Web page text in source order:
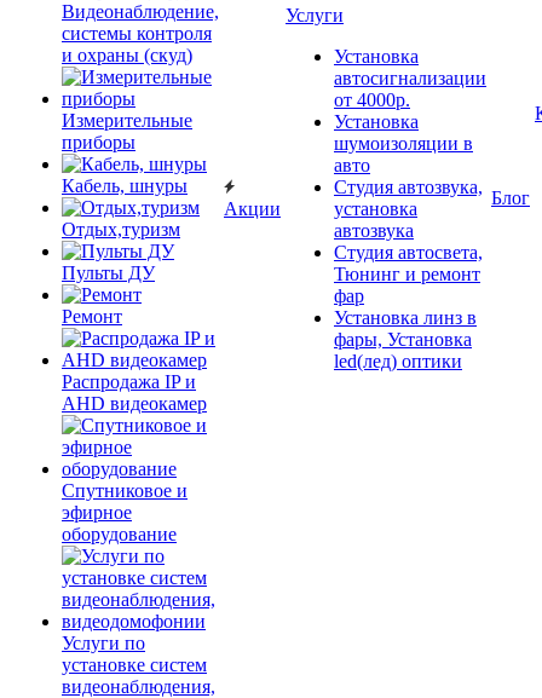
Видеонаблюдение,
системы контроля
и охраны (скуд)
Измерительные
приборы
Кабель, шнуры
Отдых,туризм
Пульты ДУ
Ремонт
Распродажа IP и
AHD видеокамер
Спутниковое и
эфирное
оборудование
Услуги по
установке систем
видеонаблюдения,
Акции
Услуги
Установка
автосигнализации
от 4000р.
Установка
шумоизоляции в
авто
Студия автозвука,
установка
автозвука
Студия автосвета,
Тюнинг и ремонт
фар
Установка линз в
фары, Установка
led(лед) оптики
Блог